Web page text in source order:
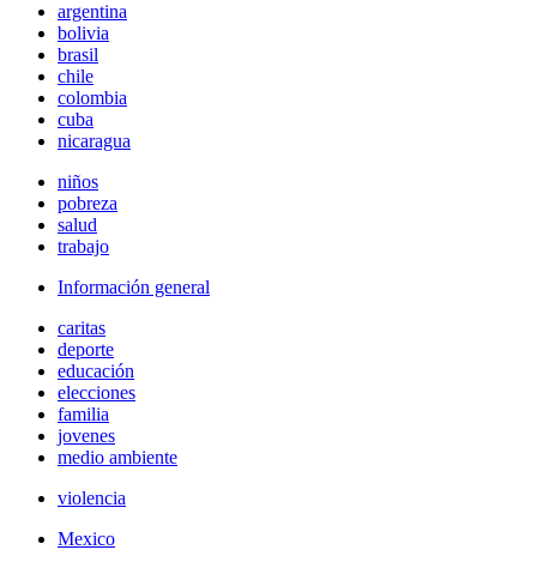
argentina
bolivia
brasil
chile
colombia
cuba
nicaragua
niños
pobreza
salud
trabajo
Información general
caritas
deporte
educación
elecciones
familia
jovenes
medio ambiente
violencia
Mexico